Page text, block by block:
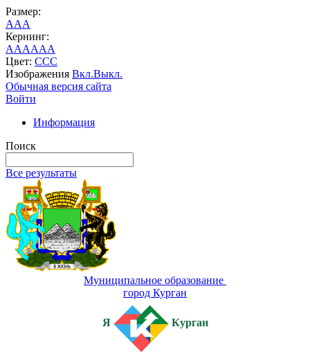
Размер:
AAA
Кернинг:
AAAAAA
Цвет: CCC
Изображения Вкл.Выкл.
Обычная версия сайта
Войти
Информация
Поиск
Все результаты
Муниципальное образование
город Курган
Я Курган